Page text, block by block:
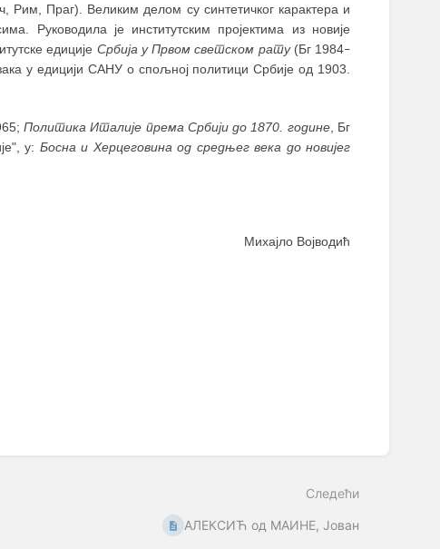
Рим, Праг). Великим делом су синтетичког карактера и
Руководила је институтским пројектима из новије
едиције Србија у Првом светском рату(Бг 1984–
у едицији САНУ о спољној политици Србије од 1903.
Политика Италије према Србији до 1870. године, Бг
у: Босна и Херцеговина од средњег века до новијег
Михајло Војводић
Следећи
АЛЕКСИЋ од МАИНЕ, Јован